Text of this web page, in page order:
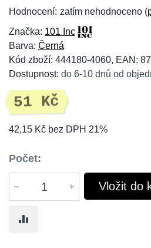
Hodnocení: zatím nehodnoceno (
Značka: 101 Inc
Barva: Černá
Kód zboží: 444180-4060, EAN:
Dostupnost: do 6-10 dnů od
51 Kč
42,15 Kč bez DPH 21%
Počet:
Vložit do